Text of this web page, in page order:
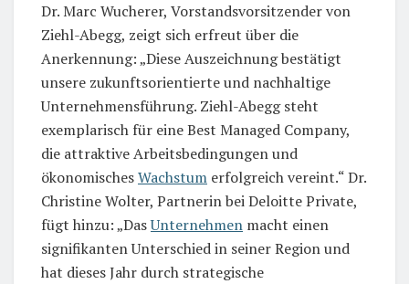
Dr. Marc Wucherer, Vorstandsvorsitzender von
Ziehl-Abegg, zeigt sich erfreut über die
Anerkennung: „Diese Auszeichnung bestätigt
unsere zukunftsorientierte und nachhaltige
Unternehmensführung. Ziehl-Abegg steht
exemplarisch für eine Best Managed Company,
die attraktive Arbeitsbedingungen und
ökonomischesWachstum erfolgreich vereint.“ Dr.
Christine Wolter, Partnerin bei Deloitte Private,
fügt hinzu: „DasUnternehmen macht einen
signifikanten Unterschied in seiner Region und
hat dieses Jahr durch strategische